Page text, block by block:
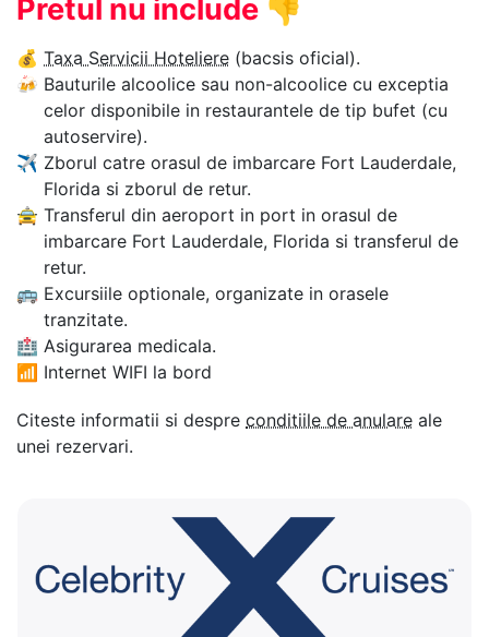
Pretul nu include 👎
💰 Taxa Servicii Hoteliere (bacsis oficial).
🍻 Bauturile alcoolice sau non-alcoolice cu exceptia
celor disponibile in restaurantele de tip bufet (cu
autoservire).
✈ Zborul catre orasul de imbarcare Fort Lauderdale,
Florida si zborul de retur.
🚖 Transferul din aeroport in port in orasul de
imbarcare Fort Lauderdale, Florida si transferul de
retur.
🚌 Excursiile optionale, organizate in orasele
tranzitate.
🏥 Asigurarea medicala.
📶 Internet WIFI la bord
Citeste informatii si despre conditiile de anulare ale
unei rezervari.